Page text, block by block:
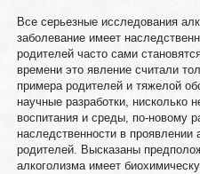
Все серьезные исследования
заболевание имеет
родителей часто сами
времени это явление считали
примера родителей и тяжелой
научные разработки, нисколько
воспитания и среды, по-новому
наследственности в
родителей. Высказаны
алкоголизма имеет